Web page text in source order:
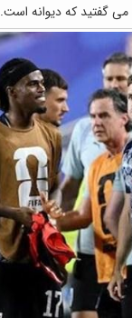
می گفتید که دیوانه است.